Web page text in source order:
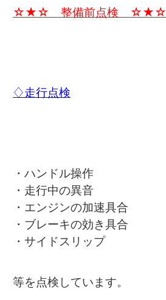
☆★☆ 整備前点検 ☆★☆
♢走行点検
・ハンドル操作
・走行中の異音
・エンジンの加速具合
・ブレーキの効き具合
・サイドスリップ
等を点検しています。